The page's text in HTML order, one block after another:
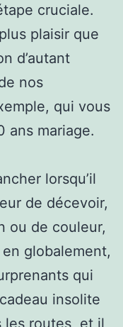
cruciale.
plaisir que
d’autant
nos
qui vous
ans mariage.
lorsqu’il
de décevoir,
ou de couleur,
en globalement,
qui
insolite
les routes, et il